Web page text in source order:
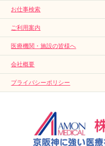
お仕事検索
ご利用案内
医療機関・施設の皆様へ
会社概要
プライバシーポリシー